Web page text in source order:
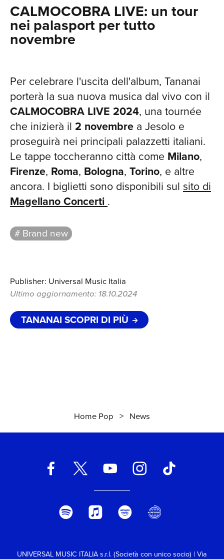
CALMOCOBRA LIVE: un tour
nei palasport per tutto
novembre
Per celebrare l'uscita dell'album, Tananai
porterà la sua nuova musica dal vivo con il
CALMOCOBRA LIVE 2024, una tournée
che inizierà il 2 novembre a Jesolo e
proseguirà nei principali palazzetti italiani.
Le tappe toccheranno città come Milano,
Firenze, Roma, Bologna, Torino, e altre
ancora. I biglietti sono disponibili sul sito di
Magellano Concerti .
# Brand new
Publisher: Universal Music Italia
Ultimo aggiornamento: 18.10.2024
TANANAI SCOPRI DI PIÙ
Home Pop > News
UNIVERSAL MUSIC ITALIA s.r.l. (Società con unico socio) | Via